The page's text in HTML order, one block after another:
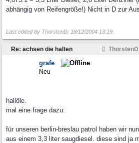
abhängig von Reifengröße!) Nicht in D zur
Last edited by ThorstenD; 18/12/2004 13:19
Re: achsen die halten ThorstenD
grafe
Neu
hallöle.
mal eine frage dazu:
für unseren berlin-breslau patrol haben wir
aus einem 3,3 liter saugdiesel. diese sind ja